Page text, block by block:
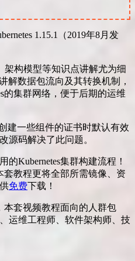
1.15.1（2019年8月发
架构模型等知识点讲解尤为细
解数据包流向及其转换机制，
的集群网络，便于后期的运维
建一些组件的证书时默认有效
源码解决了此问题。
Kubernetes集群构建流程！
套教程更将全部所需镜像、资
免费下载！
本套视频教程面向的人群包
运维工程师、软件架构师、技